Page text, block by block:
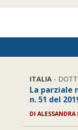
ITALIA -
La parziale
n. 51 del
DI